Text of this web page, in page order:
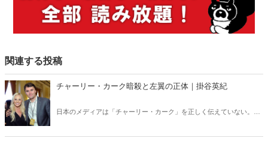
関連する投稿
チャーリー・カーク暗殺と左翼の正体｜掛谷英紀
日本のメディアは「チャーリー・カーク」を正しく伝えていない。カ